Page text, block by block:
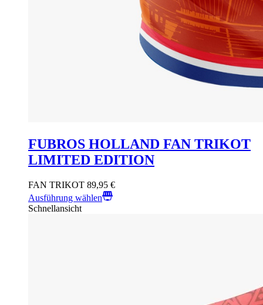
FUBROS HOLLAND FAN TRIKOT
LIMITED EDITION
FAN TRIKOT 89,95 €
Ausführung wählen
Schnellansicht